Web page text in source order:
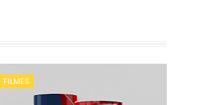
FILMES